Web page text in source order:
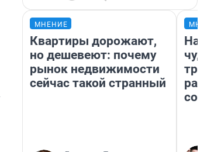
МНЕНИЕ
Квартиры дорожают,
но дешевеют: почему
рынок недвижимости
сейчас такой странный